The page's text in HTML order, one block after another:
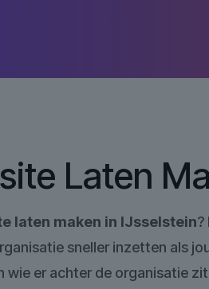
Laten
laten maken in IJsselstein?
sneller inzetten als
wie er achter de organisatie